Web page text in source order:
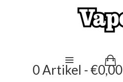
0 Artikel - €0,00